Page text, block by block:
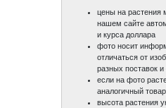
цены на растения
нашем сайте
и курса доллара
фото носит
отличаться от
разных поставок и
если на фото
аналогичный
высота растения